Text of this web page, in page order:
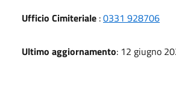
Ufficio Cimiteriale :0331 928706
Ultimo aggiornamento: 12 giugno